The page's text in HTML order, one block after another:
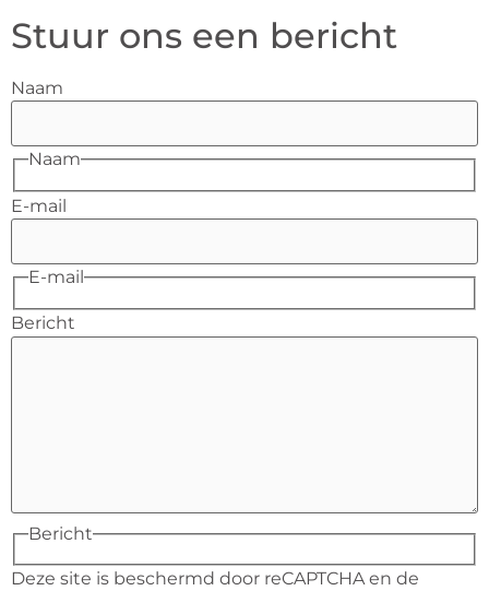
Stuur ons een bericht
Naam
Naam
E-mail
E-mail
Bericht
Bericht
Deze site is beschermd door reCAPTCHA en de